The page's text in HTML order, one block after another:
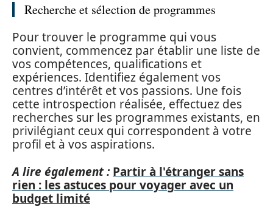
Recherche et sélection de programmes
Pour trouver le programme qui vous
convient, commencez par établir une liste de
vos compétences, qualifications et
expériences. Identifiez également vos
centres d’intérêt et vos passions. Une fois
cette introspection réalisée, effectuez des
recherches sur les programmes existants, en
privilégiant ceux qui correspondent à votre
profil et à vos aspirations.
A lire également : Partir à l'étranger sans
rien : les astuces pour voyager avec un
budget limité